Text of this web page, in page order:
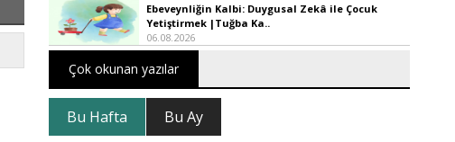
Ebeveynliğin Kalbi: Duygusal Zekâ ile Çocuk
Yetiştirmek |Tuğba Ka..
06.08.2026
Çok okunan yazılar
Bu Hafta Bu Ay